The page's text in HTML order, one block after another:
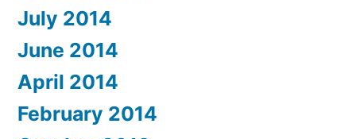
July 2014
June 2014
April 2014
February 2014